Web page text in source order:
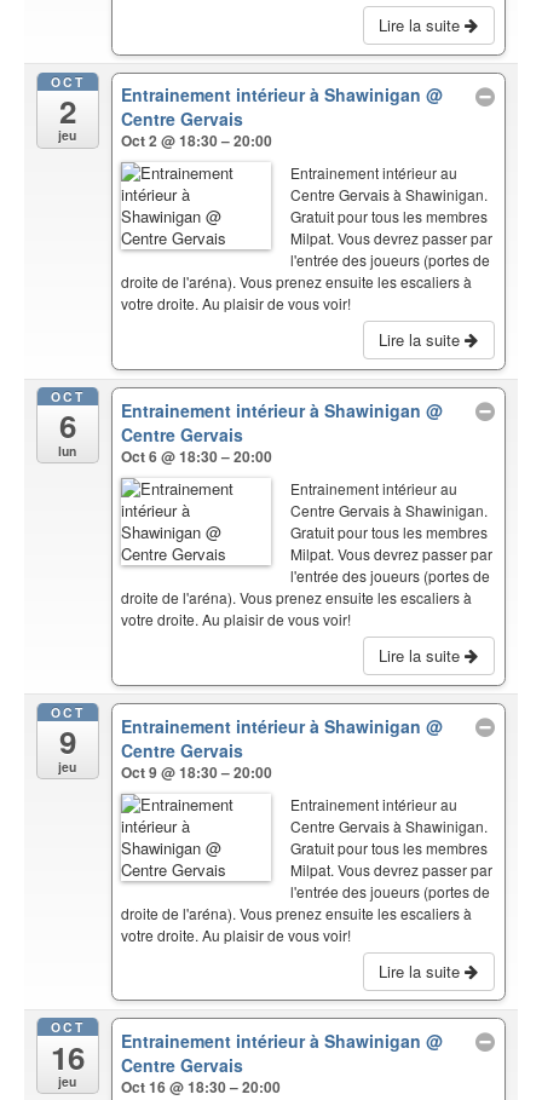
Lire la suite
OCT
2
jeu
Entrainement intérieur à Shawinigan@
Centre Gervais
Oct 2 @ 18:30 – 20:00
Entrainement intérieur au
Centre Gervais à Shawinigan.
Gratuit pour tous les membres
Milpat. Vous devrez passer par
l'entrée des joueurs (portes de
droite de l'aréna). Vous prenez ensuite les escaliers à
votre droite. Au plaisir de vous voir!
Lire la suite
OCT
6
lun
Entrainement intérieur à Shawinigan@
Centre Gervais
Oct 6 @ 18:30 – 20:00
Entrainement intérieur au
Centre Gervais à Shawinigan.
Gratuit pour tous les membres
Milpat. Vous devrez passer par
l'entrée des joueurs (portes de
droite de l'aréna). Vous prenez ensuite les escaliers à
votre droite. Au plaisir de vous voir!
Lire la suite
OCT
9
jeu
Entrainement intérieur à Shawinigan@
Centre Gervais
Oct 9 @ 18:30 – 20:00
Entrainement intérieur au
Centre Gervais à Shawinigan.
Gratuit pour tous les membres
Milpat. Vous devrez passer par
l'entrée des joueurs (portes de
droite de l'aréna). Vous prenez ensuite les escaliers à
votre droite. Au plaisir de vous voir!
Lire la suite
OCT
16
jeu
Entrainement intérieur à Shawinigan@
Centre Gervais
Oct 16 @ 18:30 – 20:00